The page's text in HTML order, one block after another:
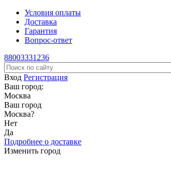
Условия оплаты
Доставка
Гарантия
Вопрос-ответ
88003331236
Вход Регистрация
Ваш город:
Москва
Ваш город
Москва?
Нет
Да
Подробнее о доставке
Изменить город